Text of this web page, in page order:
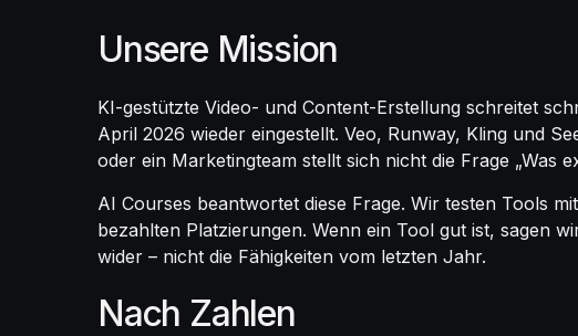
Unsere Mission
KI-gestützte Video- und Content-Erstellung schreitet
April 2026 wieder eingestellt. Veo, Runway, Kling und
oder ein Marketingteam stellt sich nicht die Frage „Was
AI Courses beantwortet diese Frage. Wir testen Tools
bezahlten Platzierungen. Wenn ein Tool gut ist, sagen
wider – nicht die Fähigkeiten vom letzten Jahr.
Nach Zahlen